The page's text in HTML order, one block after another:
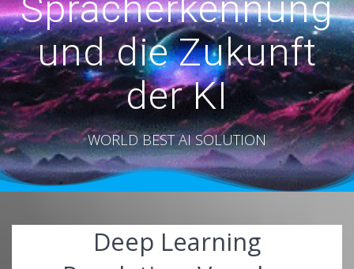
und die Zukunft
der KI
WORLD BEST AI SOLUTION
Deep Learning